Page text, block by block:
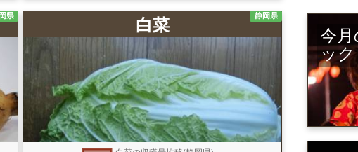
県 静岡県
白菜
今
ック